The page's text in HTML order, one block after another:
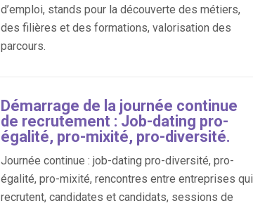
d’emploi, stands pour la découverte des métiers,
des filières et des formations, valorisation des
parcours.
Démarrage de la journée continue
de recrutement : Job-dating pro-
égalité, pro-mixité, pro-diversité.
Journée continue : job-dating pro-diversité, pro-
égalité, pro-mixité, rencontres entre entreprises qui
recrutent, candidates et candidats, sessions de